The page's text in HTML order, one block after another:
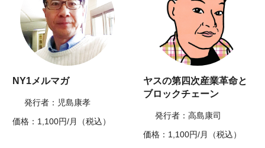
NY1メルマガ
発行者：児島康孝
価格：1,100円/月（税込）
ヤスの第四次産業革命と
ブロックチェーン
発行者：高島康司
価格：1,100円/月（税込）